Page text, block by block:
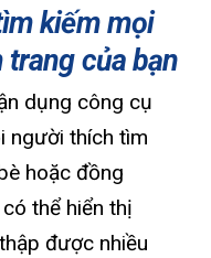
kiếm mọi
của bạn
dụng công cụ
người thích tìm
hoặc đồng
thể hiển thị
được nhiều